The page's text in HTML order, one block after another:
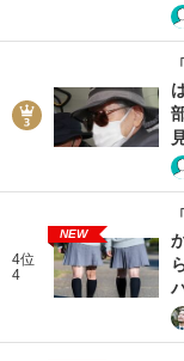
4位
4
NEW